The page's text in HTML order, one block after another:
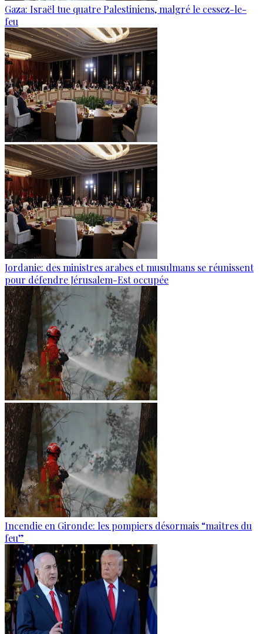
Gaza: Israël tue quatre Palestiniens, malgré le cessez-le-
feu
Jordanie: des ministres arabes et musulmans se réunissent
pour défendre Jérusalem-Est occupée
Incendie en Gironde: les pompiers désormais “maîtres du
feu”